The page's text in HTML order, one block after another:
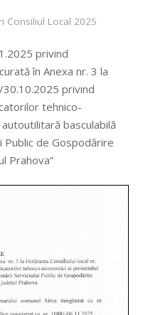
Consiliul Local 2025
privind
în Anexa nr. 3 la
30.10.2025 privind
tehnico-
basculabilă
Public de Gospodărire
Prahova”